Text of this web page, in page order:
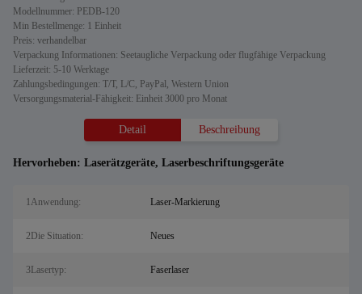
Modellnummer: PEDB-120
Min Bestellmenge: 1 Einheit
Preis: verhandelbar
Verpackung Informationen: Seetaugliche Verpackung oder flugfähige Verpackung
Lieferzeit: 5-10 Werktage
Zahlungsbedingungen: T/T, L/C, PayPal, Western Union
Versorgungsmaterial-Fähigkeit: Einheit 3000 pro Monat
Detail Beschreibung
Hervorheben: Laserätzgeräte, Laserbeschriftungsgeräte
1Anwendung: Laser-Markierung
2Die Situation: Neues
3Lasertyp: Faserlaser